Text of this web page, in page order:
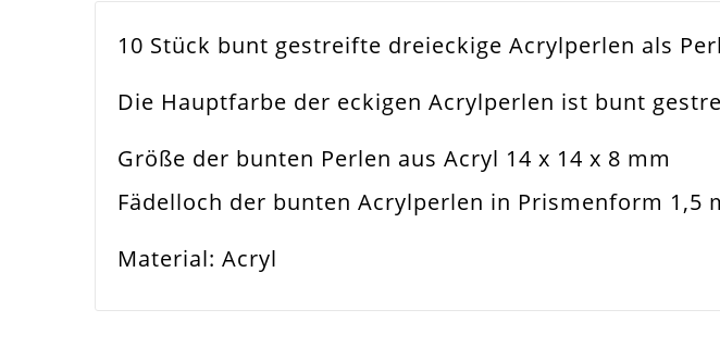
Farbe
Bunter Mix / Mehrfarbig
Funktion
Schmuckperle
Spezifikation
Acrylperle
Verwendung
Halsketten. Armbänder.
Perlengröße
10 Stück bunt gestreifte dreieckige Acrylperlen als
Die Hauptfarbe der eckigen Acrylperlen ist bunt
Größe der bunten Perlen aus Acryl 14 x 14 x 8 mm
Fädelloch der bunten Acrylperlen in Prismenform 1,5
Material: Acryl